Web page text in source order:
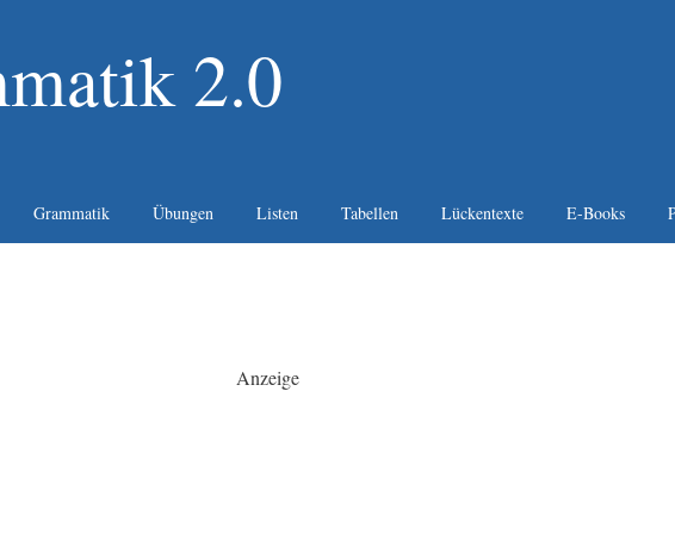
2.0
Grammatik Übungen Listen Tabellen Lückentexte E-Books
Anzeige